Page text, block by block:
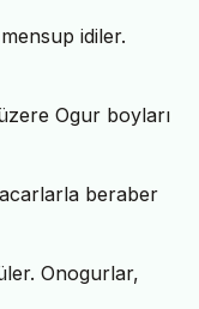
idiler.
Ogur boyları
beraber
Onogurlar,